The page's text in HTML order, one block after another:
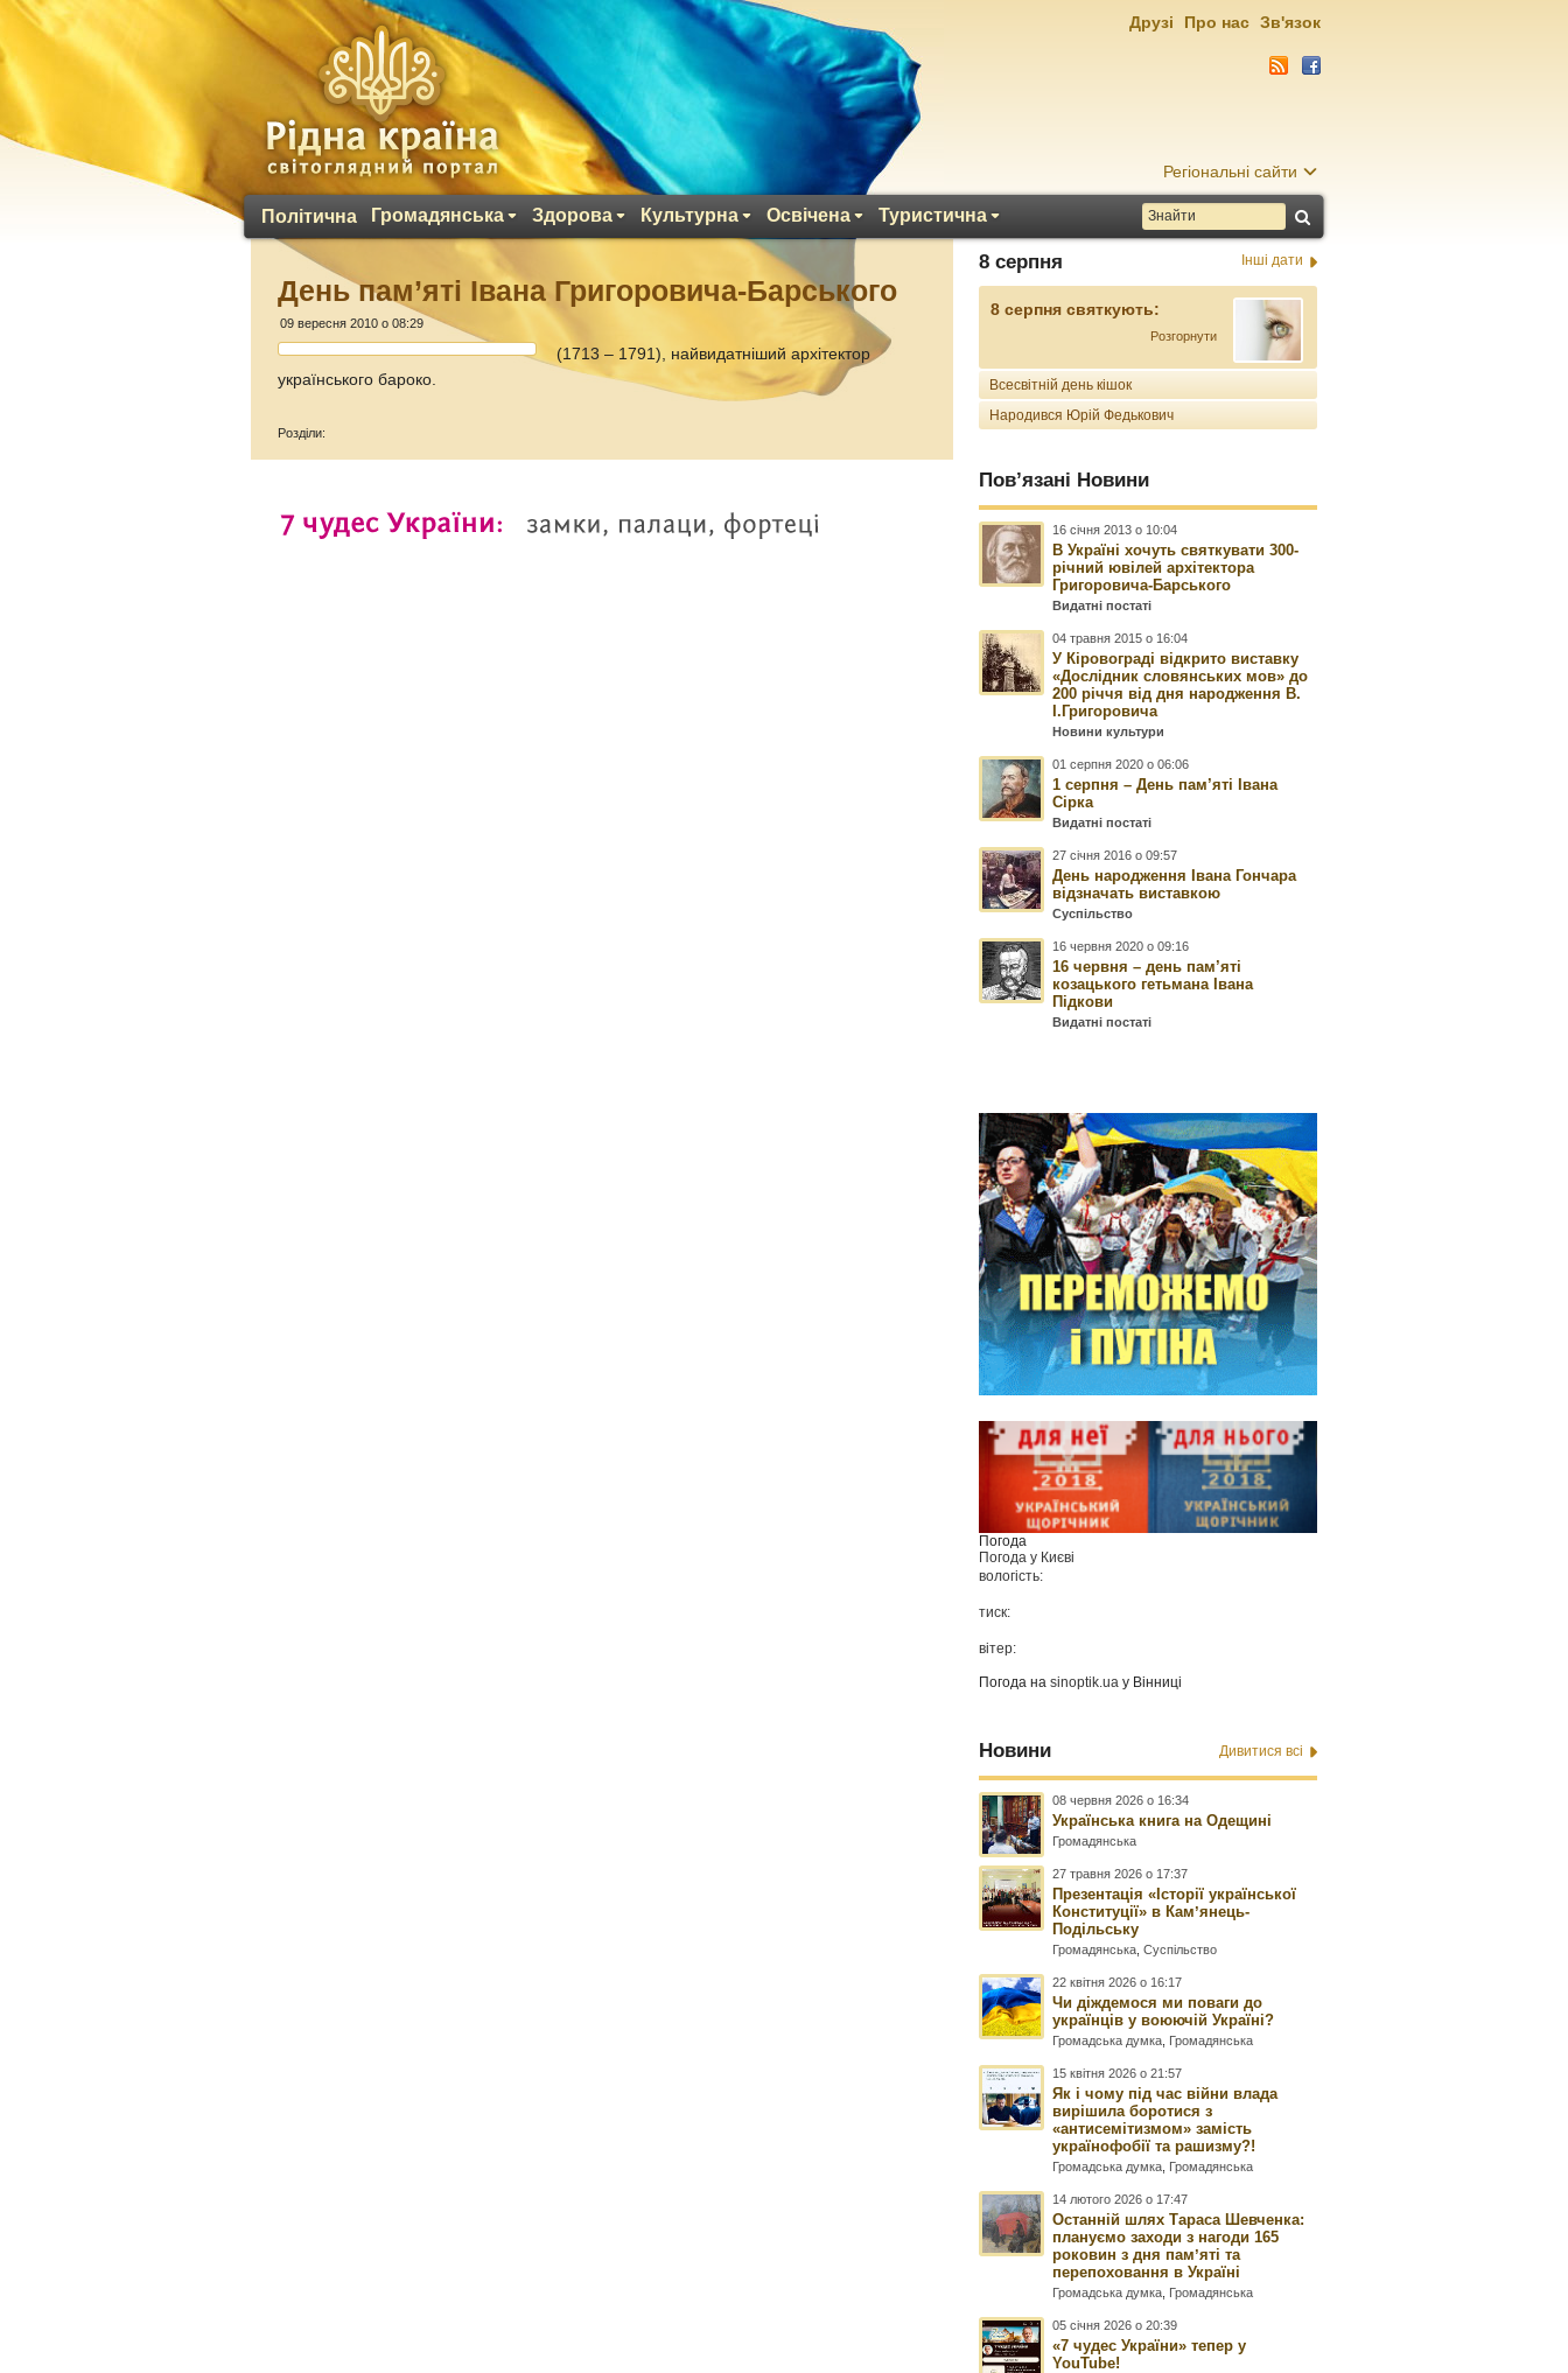
Регіональні сайти
Політична Громадянська Здорова Культурна Освічена Туристична
Друзі Про нас Зв'язок
День пам’яті Івана Григоровича-Барського
09 вересня 2010 о 08:29
(1713 – 1791), найвидатніший архітектор
українського бароко.
Розділи:
8 серпня Інші дати
8 серпня святкують:
Розгорнути
Всесвітній день кішок
Народився Юрій Федькович
Пов’язані Новини
16 січня 2013 о 10:04
В Україні хочуть святкувати 300-
річний ювілей архітектора
Григоровича-Барського
Видатні постаті
04 травня 2015 о 16:04
У Кіровограді відкрито виставку
«Дослідник словянських мов» до
200 річчя від дня народження В.
І.Григоровича
Новини культури
01 серпня 2020 о 06:06
1 серпня – День пам’яті Івана
Сірка
Видатні постаті
27 січня 2016 о 09:57
День народження Івана Гончара
відзначать виставкою
Суспільство
16 червня 2020 о 09:16
16 червня – день пам’яті
козацького гетьмана Івана
Підкови
Видатні постаті
Погода
Погода у Києві
вологість:
тиск:
вітер:
Погода наsinoptik.ua у Вінниці
Новини Дивитися всі
08 червня 2026 о 16:34
Українська книга на Одещині
Громадянська
27 травня 2026 о 17:37
Презентація «Історії української
Конституції» в Камʼянець-
Подільську
Громадянська ,Суспільство
22 квітня 2026 о 16:17
Чи діждемося ми поваги до
українців у воюючій Україні?
Громадська думка Громадянська
15 квітня 2026 о 21:57
Як і чому під час війни влада
вирішила боротися з
«антисемітизмом» замість
українофобії та рашизму?!
Громадська думка Громадянська
14 лютого 2026 о 17:47
Останній шлях Тараса Шевченка:
плануємо заходи з нагоди 165
роковин з дня памʼяті та
перепоховання в Україні
Громадська думка Громадянська
05 січня 2026 о 20:39
«7 чудес України» тепер у
YouTube!